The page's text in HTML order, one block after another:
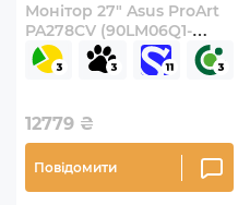
Монітор 27" Asus ProArt
PA278CV (90LM06Q1-
B02370)
12779 ₴
Повідомити